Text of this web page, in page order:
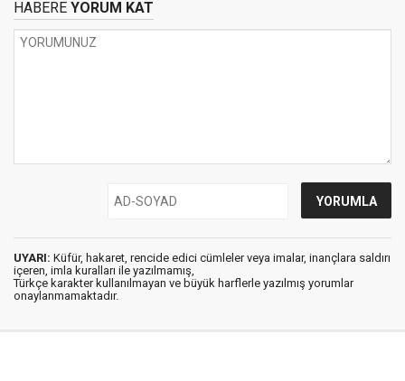
HABERE YORUM KAT
UYARI: Küfür, hakaret, rencide edici cümleler veya imalar, inançlara saldırı
içeren, imla kuralları ile yazılmamış,
Türkçe karakter kullanılmayan ve büyük harflerle yazılmış yorumlar
onaylanmamaktadır.